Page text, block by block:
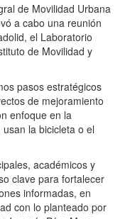
de Movilidad Urbana
a cabo una reunión
el Laboratorio
de Movilidad y
pasos estratégicos
de mejoramiento
enfoque en la
la bicicleta o el
académicos y
clave para fortalecer
informadas, en
con lo planteado por